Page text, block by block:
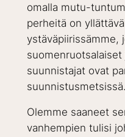
omalla mutu-
perheitä on
ystäväpiirissämme,
suunnistajat ovat
Olemme saaneet
vanhempien tulisi